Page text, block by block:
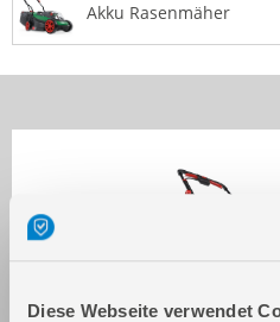
Diese Webseite verwendet
Akku Rasenmäher